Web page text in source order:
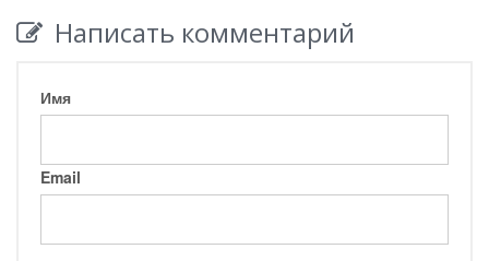
Написать комментарий
Имя
Email